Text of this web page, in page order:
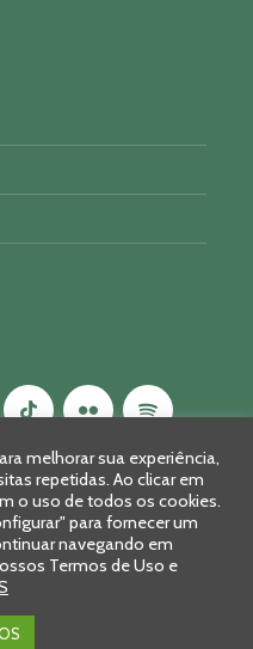
Marechal Deodoro, 450, 14º
2124
melhorar sua experiência,
repetidas. Ao clicar em
o uso de todos os cookies.
para fornecer um
navegando em
Termos de Uso e